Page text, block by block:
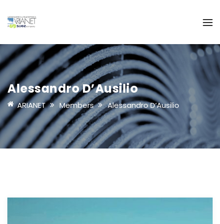
Alessandro D’Ausilio
ARIANET Members Alessandro D’Ausilio